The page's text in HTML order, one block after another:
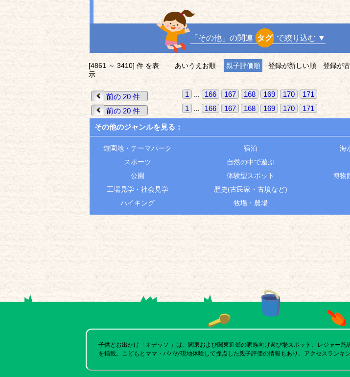
「その他」の関連 タグ で絞り込む ▼
[4861 ～ 3410] 件 を表
示
あいうえお順 親子評価順 登録が新しい順 登録が
前の 20 件 1 ... 166 167 168 169 170
171
前の 20 件
1 ... 166 167 168 169 170 171
その他のジャンルを見る：
遊園地・テーマパーク
スポーツ
公園
工場見学・社会見学
ハイキング
宿泊
自然の中で遊ぶ
体験型スポット
歴史(古民家・古墳など)
牧場・農場
海
博物
子供とお出かけ「オデッソ 」は、関東および関東近郊の家族向け遊び場スポット、レジャー
を掲載。こどもとママ・パパが現地体験して採点した親子評価の情報もあり。アクセスランキ